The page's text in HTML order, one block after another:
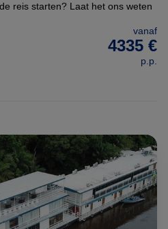
reis starten? Laat het ons weten
vanaf
4335 €
p.p.